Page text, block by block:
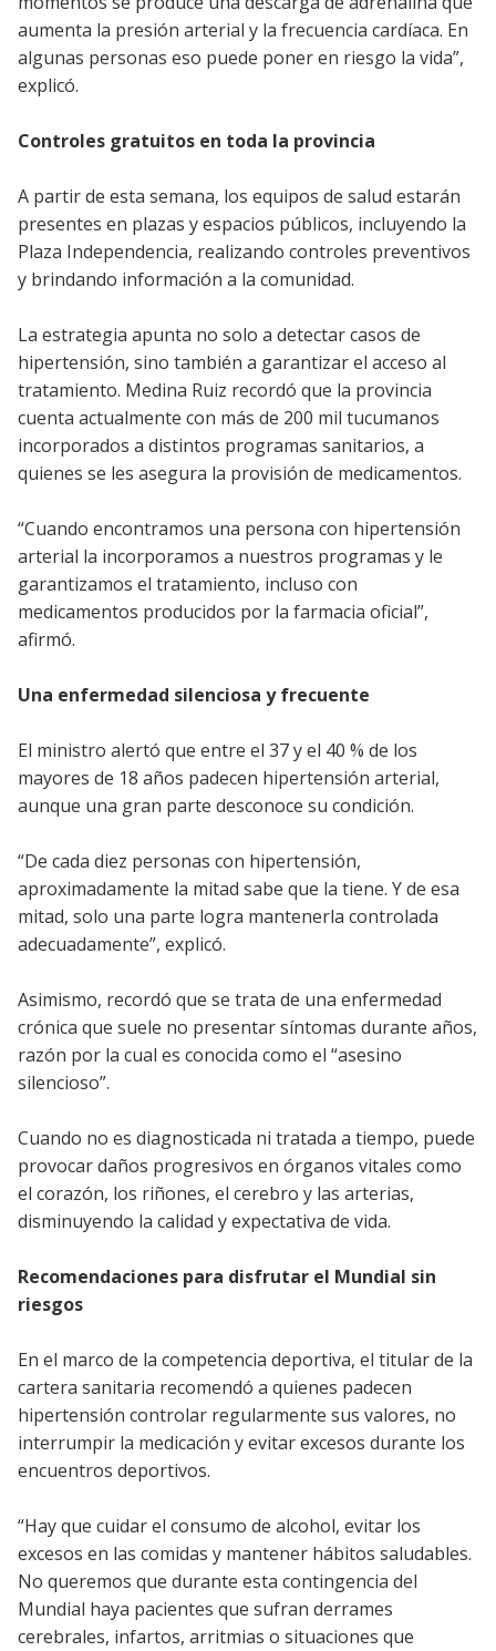
aumenta la presión arterial y la frecuencia cardíaca. En
algunas personas eso puede poner en riesgo la vida”,
explicó.
Controles gratuitos en toda la provincia
A partir de esta semana, los equipos de salud estarán
presentes en plazas y espacios públicos, incluyendo la
Plaza Independencia, realizando controles preventivos
y brindando información a la comunidad.
La estrategia apunta no solo a detectar casos de
hipertensión, sino también a garantizar el acceso al
tratamiento. Medina Ruiz recordó que la provincia
cuenta actualmente con más de 200 mil tucumanos
incorporados a distintos programas sanitarios, a
quienes se les asegura la provisión de medicamentos.
“Cuando encontramos una persona con hipertensión
arterial la incorporamos a nuestros programas y le
garantizamos el tratamiento, incluso con
medicamentos producidos por la farmacia oficial”,
afirmó.
Una enfermedad silenciosa y frecuente
El ministro alertó que entre el 37 y el 40 % de los
mayores de 18 años padecen hipertensión arterial,
aunque una gran parte desconoce su condición.
“De cada diez personas con hipertensión,
aproximadamente la mitad sabe que la tiene. Y de esa
mitad, solo una parte logra mantenerla controlada
adecuadamente”, explicó.
Asimismo, recordó que se trata de una enfermedad
crónica que suele no presentar síntomas durante años,
razón por la cual es conocida como el “asesino
silencioso”.
Cuando no es diagnosticada ni tratada a tiempo, puede
provocar daños progresivos en órganos vitales como
el corazón, los riñones, el cerebro y las arterias,
disminuyendo la calidad y expectativa de vida.
Recomendaciones para disfrutar el Mundial sin
riesgos
En el marco de la competencia deportiva, el titular de la
cartera sanitaria recomendó a quienes padecen
hipertensión controlar regularmente sus valores, no
interrumpir la medicación y evitar excesos durante los
encuentros deportivos.
“Hay que cuidar el consumo de alcohol, evitar los
excesos en las comidas y mantener hábitos saludables.
No queremos que durante esta contingencia del
Mundial haya pacientes que sufran derrames
cerebrales, infartos, arritmias o situaciones que